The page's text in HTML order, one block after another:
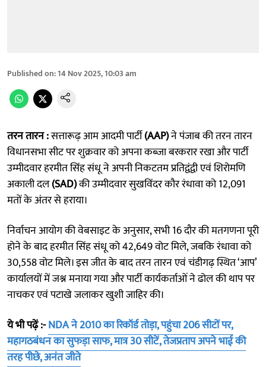
Published on:14 Nov 2025, 10:03 am
तरन तारन :सत्तारूढ़ आम आदमी पार्टी(AAP)ने पंजाब की तरन तारन
विधानसभा सीट पर शुक्रवार को अपना कब्जा बरकरार रखा और पार्टी
उम्मीदवार हरमीत सिंह संधू ने अपनी निकटतम प्रतिद्वंद्वी एवं शिरोमणि
अकाली दल(SAD)की उम्मीदवार सुखविंदर कौर रंधावा को 12,091
मतों के अंतर से हराया।
निर्वाचन आयोग की वेबसाइट के अनुसार, सभी 16 दौर की मतगणना पूरी
होने के बाद हरमीत सिंह संधू को 42,649 वोट मिले, जबकि रंधावा को
30,558 वोट मिले। इस जीत के बाद तरन तारन एवं चंडीगढ़ स्थित ‘आप’
कार्यालयों में जश्न मनाया गया और पार्टी कार्यकर्ताओं ने ढोल की थाप पर
नाचकर एवं पटाखे जलाकर खुशी जाहिर की।
ये भी पढ़ें :-NDA ने 2010 का रिकॉर्ड तोड़ा, पहुंचा 206 सीटों पर,
महागठबंधन का सुफड़ा साफ, मात्र 30 सीटें, तेजप्रताप अपने भाई की
तरह पीछे, अनंत जीते